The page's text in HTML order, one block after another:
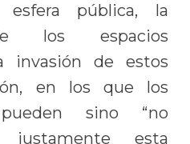
pública, la
los espacios
invasión de estos
en los que los
sino “no
justamente esta